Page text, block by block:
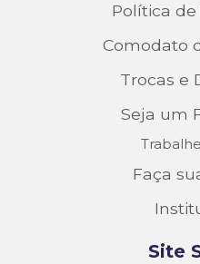
Política
Comodato
Trocas e
Seja um
Faça
Site